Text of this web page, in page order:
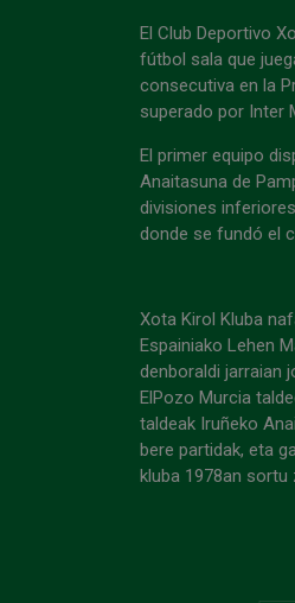
El Club Deportivo
fútbol sala que
consecutiva en la
superado por Inter
El primer equipo
Anaitasuna de
divisiones
donde se fundó el
Xota Kirol Kluba
Espainiako Lehen
denboraldi jarraian
ElPozo Murcia
taldeak Iruñeko
bere partidak, eta
kluba 1978an sortu